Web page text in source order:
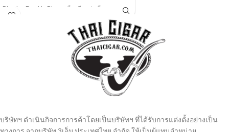
Blue Ice Double Blast : เม็ดเดียวว่าเย็น
ไปเลยกับสองเม็ดบีบ 20 มวน/ซอง
บริษัทฯ ดำเนินกิจการการค้าโดยเป็นบริษัทฯ ที่ได้รับการแต่งตั้งอย่างเป็น